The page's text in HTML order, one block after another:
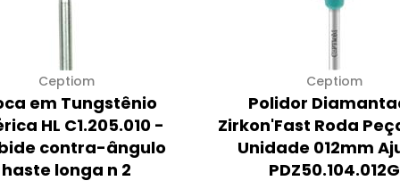
Ceptiom
em Tungstênio
HL C1.205.010 -
contra-ângulo
haste longa n 2
Ceptiom
Polidor
Zirkon'Fast Roda
Unidade 012mm
PDZ50.104.012G